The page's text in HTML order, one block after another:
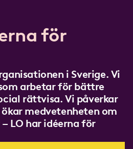
för
i Sverige. Vi
arbetar för bättre
rättvisa. Vi påverkar
medvetenheten om
LO har idéerna för